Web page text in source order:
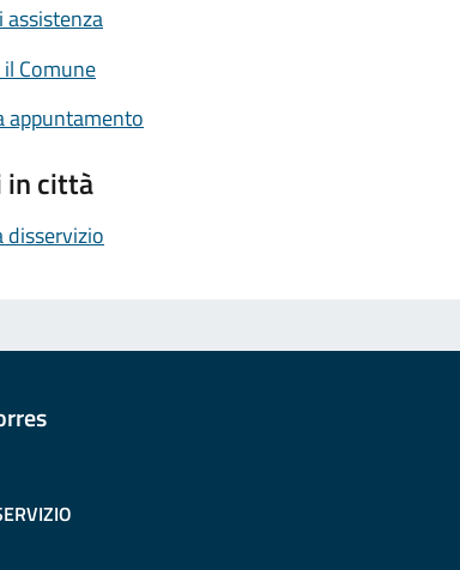
assistenza
Comune
appuntamento
in città
disservizio